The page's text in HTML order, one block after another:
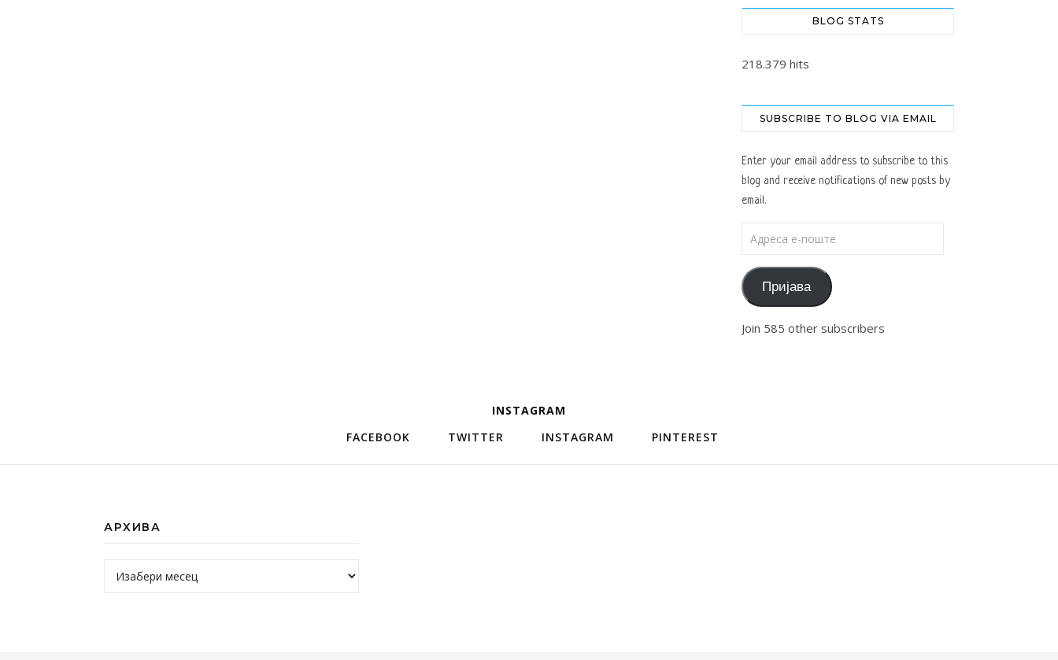
BLOG STATS
218.379 hits
SUBSCRIBE TO BLOG VIA EMAIL
Enter your email address to subscribe to this
blog and receive notifications of new posts by
email.
Пријава
Join 585 other subscribers
INSTAGRAM
FACEBOOK
TWITTER INSTAGRAM PINTEREST
АРХИВА
Архива